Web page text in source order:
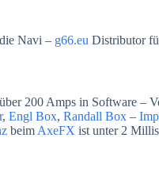
Navi – g66.eu Distributor
200 Amps in Software –
, Engl Box, Randall Box –
beim AxeFX ist unter 2